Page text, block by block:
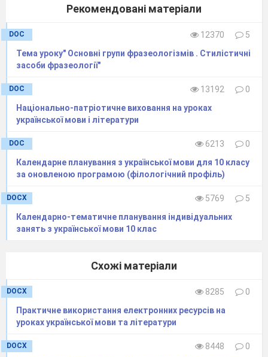
Без утайки – відкрито
Вище сил – понад силу
Говорити відкрито – говорити відверто, щиро
Відповідно з можливостями – відповідно до
В інший час – іншим часом
В кінці кінців – кінець кінцем, врешті-решт, зрештою
Вовік-віки – повік-віки
В обнімку – обійнявшись
Це в основному преса –
це переважно преса
Вперше знайомитися – знайомитися
В останній час – останнім часом
В подальшому висвітлювати – надалі висвітлювати
Кейс-гра «Інформаційна ера»
Звідки ми черпаємо інформацію ? Які її
знань , а сьогодні ?
Опрацюйте матеріал статті
Назвіть найважливіші факти
Випишіть ключові слова ,
словосполучення .
Додайте свої відомості до статті .
Рекомендовані матеріали
DOC 12370
5
Тема уроку" Основні групи фразеологізмів . Стилістичні
засоби фразеології"
DOC 13192
0
Національно-патріотичне виховання на уроках
української мови і літератури
DOC 6213
0
Календарне планування з української мови для 10 класу
за оновленою програмою (філологічний профіль)
DOCX 5769
5
Календарно-тематичне планування індивідуальних
занять з української мови 10 клас
Схожі матеріали
DOCX 8285
0
Практичне використання електронних ресурсів на
уроках української мови та літератури
DOCX 8448
0